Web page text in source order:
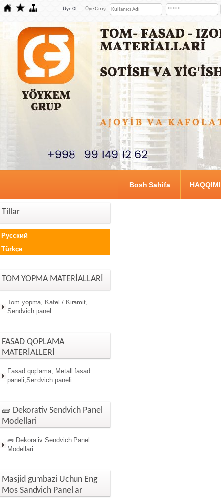
Üye Ol Üye Girişi
Bosh Sahifa
Tillar
Русский
Türkçe
TOM YOPMA MATERİALLARİ
Tom yopma, Kafel / Kiramit,
Sendvich panel
FASAD QOPLAMA
MATERİALLERİ
Fasad qoplama, Metall fasad
paneli,Sendvich paneli
🧱 Dekorativ Sendvich Panel
Modellari
🧱 Dekorativ Sendvich Panel
Modellari
Masjid gumbazi Uchun Eng
Mos Sandvich Panellar